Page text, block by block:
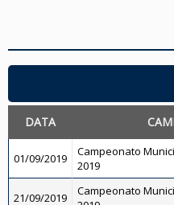
DATA
01/09/2019
Campeonato
2019
21/09/2019
Campeonato